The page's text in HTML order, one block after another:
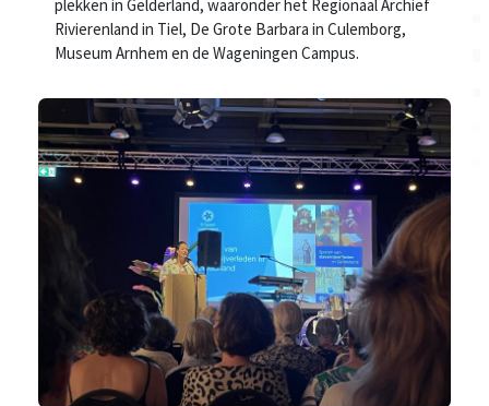
plekken in Gelderland, waaronder het Regionaal Archief
Rivierenland in Tiel, De Grote Barbara in Culemborg,
Museum Arnhem en de Wageningen Campus.